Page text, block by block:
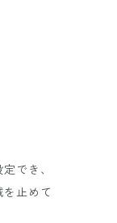
でき、
止めて